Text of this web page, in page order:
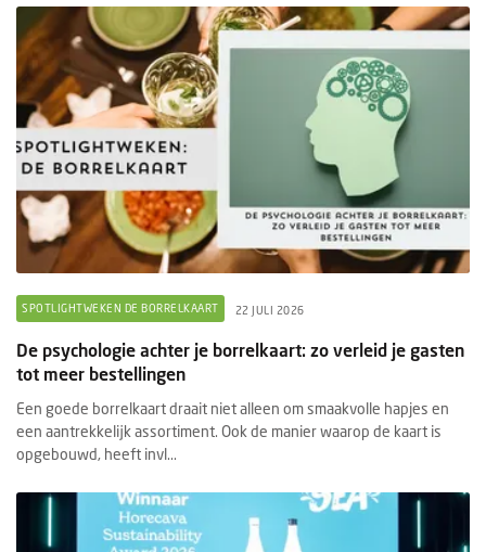
SPOTLIGHTWEKEN DE BORRELKAART 22 JULI 2026
De psychologie achter je borrelkaart: zo verleid je gasten
tot meer bestellingen
Een goede borrelkaart draait niet alleen om smaakvolle hapjes en
een aantrekkelijk assortiment. Ook de manier waarop de kaart is
opgebouwd, heeft invl...